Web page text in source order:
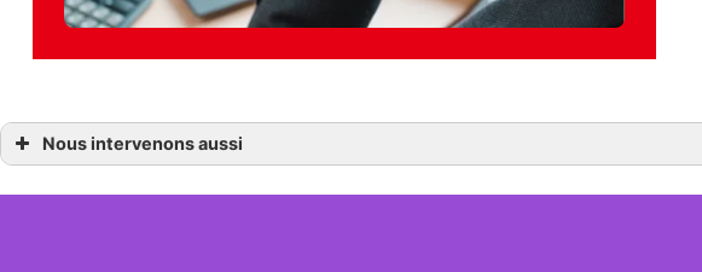
Nous intervenons aussi